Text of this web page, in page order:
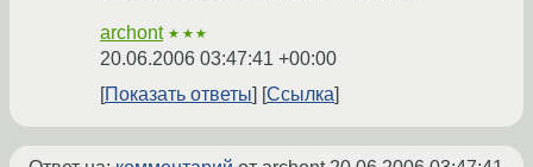
archont ★★★
20.06.2006 03:47:41 +00:00
Показать ответы
Ссылка